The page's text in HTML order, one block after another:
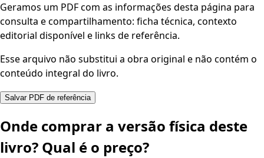
Geramos um PDF com as informações desta página para
consulta e compartilhamento: ficha técnica, contexto
editorial disponível e links de referência.
Esse arquivo não substitui a obra original e não contém o
conteúdo integral do livro.
Salvar PDF de referência
Onde comprar a versão física deste
livro? Qual é o preço?